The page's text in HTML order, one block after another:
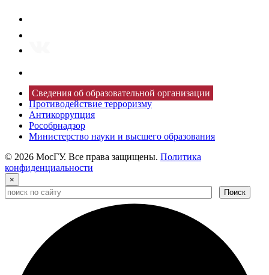
Сведения об образовательной организации
Противодействие терроризму
Антикоррупция
Рособрнадзор
Министерство науки и высшего образования
© 2026 МосГУ. Все права защищены. Политика
конфиденциальности
×